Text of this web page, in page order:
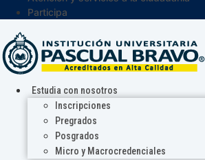
Participa
Estudia con nosotros
Inscripciones
Pregrados
Posgrados
Micro y Macrocredenciales